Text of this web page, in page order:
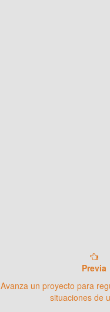
Previa
Avanza un proyecto para
situaciones de